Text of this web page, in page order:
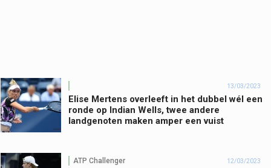
13/03/2023
Elise Mertens overleeft in het dubbel wél een
ronde op Indian Wells, twee andere
landgenoten maken amper een vuist
ATP Challenger 12/03/2023